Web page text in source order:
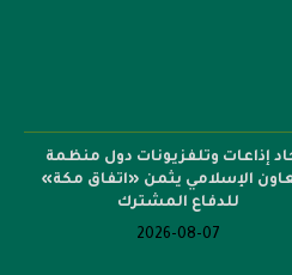
إذاعات وتلفزيونات دول منظمة
الإسلامي يثمن «اتفاق مكة»
للدفاع المشترك
2026-08-07